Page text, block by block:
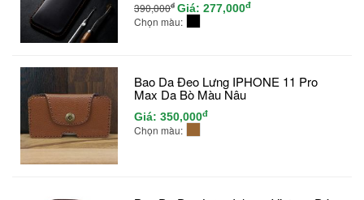
390,000đ Giá: 277,000đ
Chọn màu:
Bao Da Đeo Lưng IPHONE 11 Pro
Max Da Bò Màu Nâu
Giá: 350,000đ
Chọn màu: